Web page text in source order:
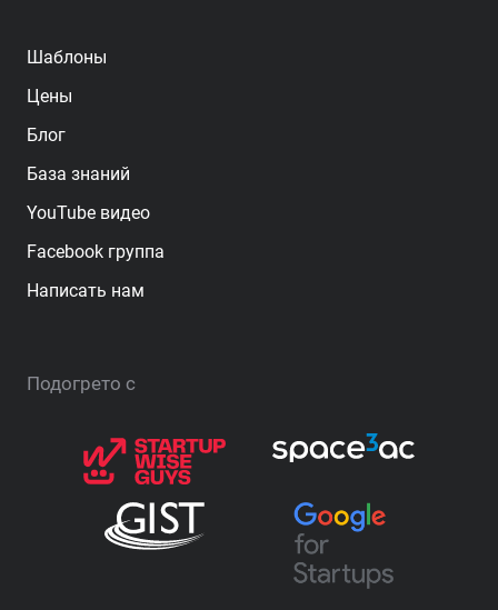
Шаблоны
Цены
Блог
База знаний
YouTube видео
Facebook группа
Написать нам
Подогрето с